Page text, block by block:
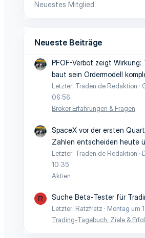
Neuestes Mitglied
Neueste Beiträge
PFOF-Verbot zeigt Wirkung:
baut sein Ordermodell
Letzter: Traden.de Redaktion
06:56
Broker Erfahrungen & Fragen
SpaceX vor der ersten
Zahlen entscheiden heute
Letzter: Traden.de Redaktion
10:35
Aktien
R Suche Beta-Tester für
Letzter: Ratzfratz
Montag um
Trading-Tagebuch, Ziele &